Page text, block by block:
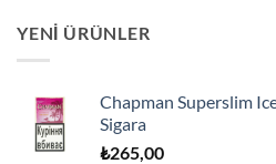
YENI ÜRÜNLER
Chapman Superslim
Sigara
₺265,00